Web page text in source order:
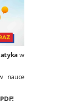
w
nauce